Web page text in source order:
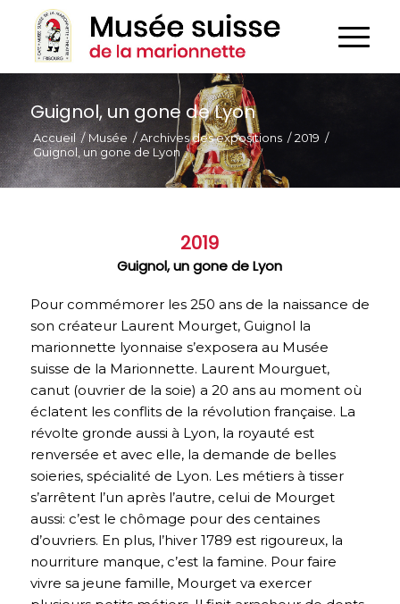
Guignol, un gone de Lyon
Accueil / Musée / Archives des expositions / 2019 /
Guignol, un gone de Lyon
2019
Guignol, un gone de Lyon
Pour commémorer les 250 ans de la naissance de
son créateur Laurent Mourget, Guignol la
marionnette lyonnaise s’exposera au Musée
suisse de la Marionnette. Laurent Mourguet,
canut (ouvrier de la soie) a 20 ans au moment où
éclatent les conflits de la révolution française. La
révolte gronde aussi à Lyon, la royauté est
renversée et avec elle, la demande de belles
soieries, spécialité de Lyon. Les métiers à tisser
s’arrêtent l’un après l’autre, celui de Mourget
aussi: c’est le chômage pour des centaines
d’ouvriers. En plus, l’hiver 1789 est rigoureux, la
nourriture manque, c’est la famine. Pour faire
vivre sa jeune famille, Mourget va exercer